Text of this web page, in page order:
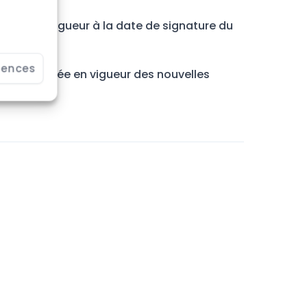
en vigueur à la date de signature du
l’entrée en vigueur des nouvelles